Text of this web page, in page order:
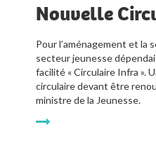
Nouvelle
Pour l’aménagement et la
secteur jeunesse
facilité « Circulaire Infra ».
circulaire devant être
ministre de la Jeunesse.